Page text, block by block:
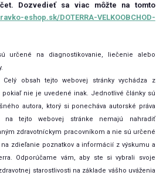
Dozvedieť sa viac môžte na tomto
eshop.sk/DOTERRA-VELKOOBCHOD-
určené na diagnostikovanie, liečenie alebo
Celý obsah tejto webovej stránky vychádza z
pokiaľ nie je uvedené inak. Jednotlivé články sú
autora, ktorý si ponecháva autorské práva
na tejto webovej stránke nemajú nahradiť
zdravotníckym pracovníkom a nie sú určené
zdieľanie poznatkov a informácií z výskumu a
Odporúčame vám, aby ste si vybrali svoje
starostlivosti na základe vášho uváženia